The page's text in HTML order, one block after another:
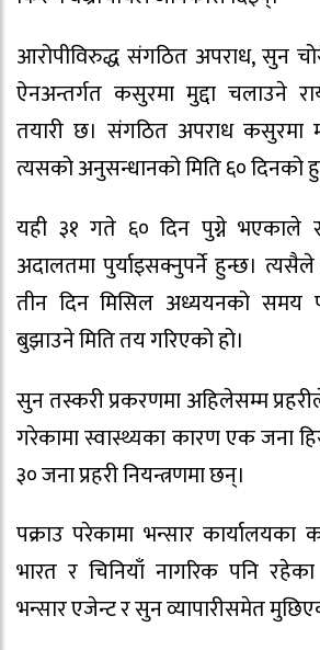
आरोपीविरुद्ध संगठित अपराध, सुन
ऐनअन्तर्गत कसुरमा मुद्दा चलाउने
तयारी छ। संगठित अपराध कसुरमा
त्यसको अनुसन्धानको मिति ६० दिनको
यही ३१ गते ६० दिन पुग्ने भएकाले
अदालतमा पुर्याइसक्नुपर्ने हुन्छ।
तीन दिन मिसिल अध्ययनको समय
बुझाउने मिति तय गरिएको हो।
सुन तस्करी प्रकरणमा अहिलेसम्म
गरेकामा स्वास्थ्यका कारण एक जना
३० जना प्रहरी नियन्त्रणमा छन्।
पक्राउ परेकामा भन्सार कार्यालयका
भारत र चिनियाँ नागरिक पनि
भन्सार एजेन्ट र सुन व्यापारीसमेत